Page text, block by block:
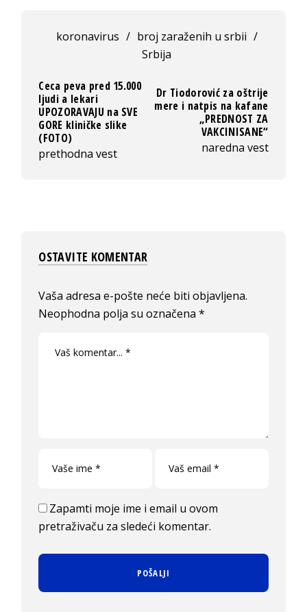
koronavirus / broj zaraženih u srbii /
Srbija
Ceca peva pred 15.000
ljudi a lekari
UPOZORAVAJU na SVE
GORE kliničke slike
(FOTO)
prethodna vest
Dr Tiodorović za oštrije
mere i natpis na kafane
„PREDNOST ZA
VAKCINISANE“
naredna vest
OSTAVITE KOMENTAR
Vaša adresa e-pošte neće biti objavljena.
Neophodna polja su označena*
Zapamti moje ime i email u ovom
pretraživaču za sledeći komentar.